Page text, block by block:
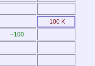
-100 K
+100